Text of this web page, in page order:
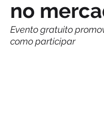
no
Evento gratuito
como participar